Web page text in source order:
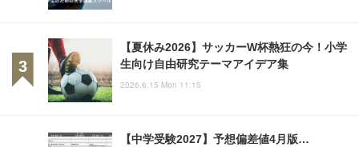
【夏休み2026】サッカーW杯熱狂の今！小学
生向け自由研究テーマアイデア集
2026.6.15 Mon 11:15
【中学受験2027】予想偏差値4月版…